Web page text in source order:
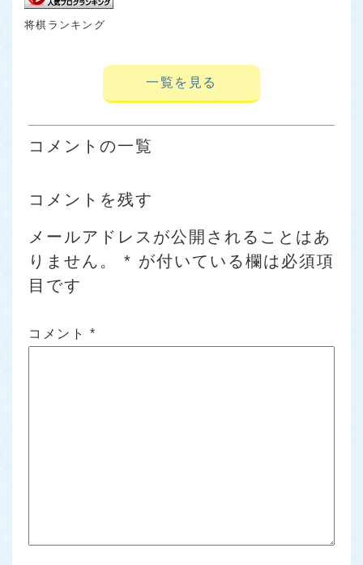
将棋ランキング
一覧を見る
コメントの一覧
コメントを残す
メールアドレスが公開されることはあ
りません。
* が付いている欄は必須項
目です
コメント *